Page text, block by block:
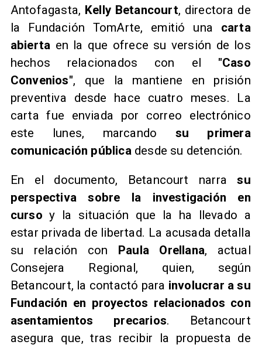
Antofagasta, Kelly Betancourt, directora de
la Fundación TomArte, emitió una carta
abierta en la que ofrece su versión de los
hechos relacionados con el "Caso
Convenios", que la mantiene en prisión
preventiva desde hace cuatro meses. La
carta fue enviada por correo electrónico
este lunes, marcando su primera
comunicación pública desde su detención.
En el documento, Betancourt narrasu
perspectiva sobre la investigación en
curso y la situación que la ha llevado a
estar privada de libertad. La acusada detalla
su relación con Paula Orellana, actual
Consejera Regional, quien, según
Betancourt, la contactó para involucrar a su
Fundación en proyectos relacionados con
asentamientos precarios. Betancourt
asegura que, tras recibir la propuesta de